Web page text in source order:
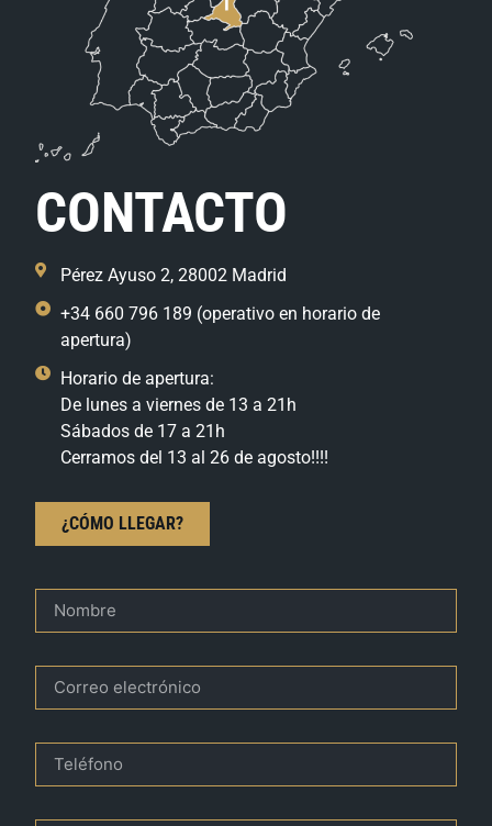
CONTACTO
Pérez Ayuso 2, 28002 Madrid
+34 660 796 189 (operativo en horario de
apertura)
Horario de apertura:
De lunes a viernes de 13 a 21h
Sábados de 17 a 21h
Cerramos del 13 al 26 de agosto!!!!
¿CÓMO LLEGAR?